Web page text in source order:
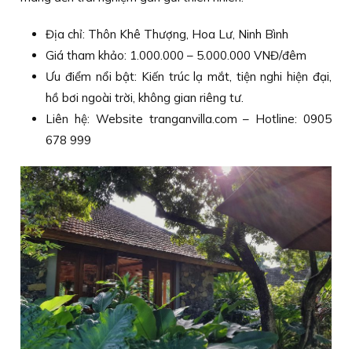
Địa chỉ: Thôn Khê Thượng, Hoa Lư, Ninh Bình
Giá tham khảo: 1.000.000 – 5.000.000 VNĐ/đêm
Ưu điểm nổi bật: Kiến trúc lạ mắt, tiện nghi hiện đại,
hồ bơi ngoài trời, không gian riêng tư.
Liên hệ: Website tranganvilla.com – Hotline: 0905
678 999